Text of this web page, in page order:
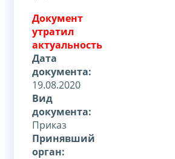
Документ
утратил
актуальность
Дата
документа:
19.08.2020
Вид
документа:
Приказ
Принявший
орган: